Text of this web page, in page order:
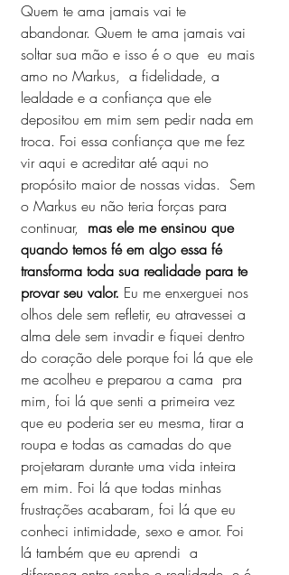
Quem te ama jamais vai te
abandonar. Quem te ama jamais vai
soltar sua mão e isso é o que  eu mais
amo no Markus,  a fidelidade, a
lealdade e a confiança que ele
depositou em mim sem pedir nada em
troca. Foi essa confiança que me fez
vir aqui e acreditar até aqui no
propósito maior de nossas vidas.  Sem
o Markus eu não teria forças para
continuar, mas ele me ensinou que
quando temos fé em algo essa fé
transforma toda sua realidade para te
provar seu valor. Eu me enxerguei nos
olhos dele sem refletir, eu atravessei a
alma dele sem invadir e fiquei dentro
do coração dele porque foi lá que ele
me acolheu e preparou a cama  pra
mim, foi lá que senti a primeira vez
que eu poderia ser eu mesma, tirar a
roupa e todas as camadas do que
projetaram durante uma vida inteira
em mim. Foi lá que todas minhas
frustrações acabaram, foi lá que eu
conheci intimidade, sexo e amor. Foi
lá também que eu aprendi  a